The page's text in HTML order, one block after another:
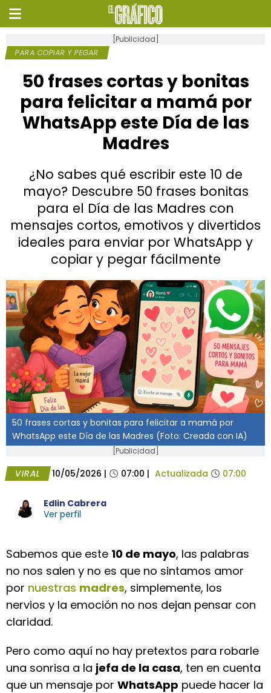
[Publicidad]
PARA COPIAR Y PEGAR
50 frases cortas y bonitas
para felicitar a mamá por
WhatsApp este Día de las
Madres
¿No sabes qué escribir este 10 de
mayo? Descubre 50 frases bonitas
para el Día de las Madres con
mensajes cortos, emotivos y divertidos
ideales para enviar por WhatsApp y
copiar y pegar fácilmente
50 frases cortas y bonitas para felicitar a mamá por
WhatsApp este Día de las Madres (Foto: Creada con IA)
[Publicidad]
VIRAL 10/05/2026 | 07:00 | Actualizada 07:00
Edlin Cabrera
Ver perfil
Sabemos que este 10 de mayo, las palabras
no nos salen y no es que no sintamos amor
por nuestras madres, simplemente, los
nervios y la emoción no nos dejan pensar con
claridad.
Pero como aquí no hay pretextos para robarle
una sonrisa a la jefa de la casa, ten en cuenta
que un mensaje por WhatsApp puede hacer la